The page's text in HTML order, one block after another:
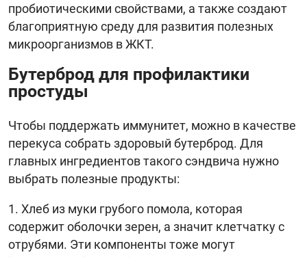
пробиотическими свойствами, а также создают
благоприятную среду для развития полезных
микроорганизмов в ЖКТ.
Бутерброд для профилактики
простуды
Чтобы поддержать иммунитет, можно в качестве
перекуса собрать здоровый бутерброд. Для
главных ингредиентов такого сэндвича нужно
выбрать полезные продукты:
Хлеб из муки грубого помола, которая
содержит оболочки зерен, а значит клетчатку с
отрубями. Эти компоненты тоже могут